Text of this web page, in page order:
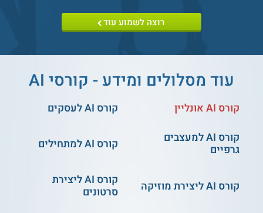
רוצה לשמוע עוד
עוד מסלולים ומידע - קורסי AI
קורס AI אונליין
קורס AI לעסקים
קורס AI למעצבים
גרפיים
קורס AI למתחילים
קורס AI ליצירת מוזיקה
קורס AI ליצירת
סרטונים